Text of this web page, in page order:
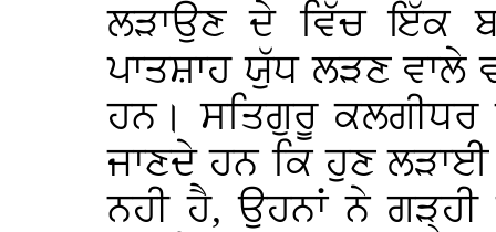
ਲੜਾਉਣ ਦੇ ਵਿੱਚ ਇੱਕ
ਪਾਤਸ਼ਾਹ ਯੁੱਧ ਲੜਣ ਵਾਲੇ
ਹਨ। ਸਤਿਗੁਰੂ ਕਲਗੀਧਰ
ਜਾਣਦੇ ਹਨ ਕਿ ਹੁਣ ਲੜਾਈ
ਨਹੀ ਹੈ, ਉਹਨਾਂ ਨੇ ਗੜ੍ਹੀ